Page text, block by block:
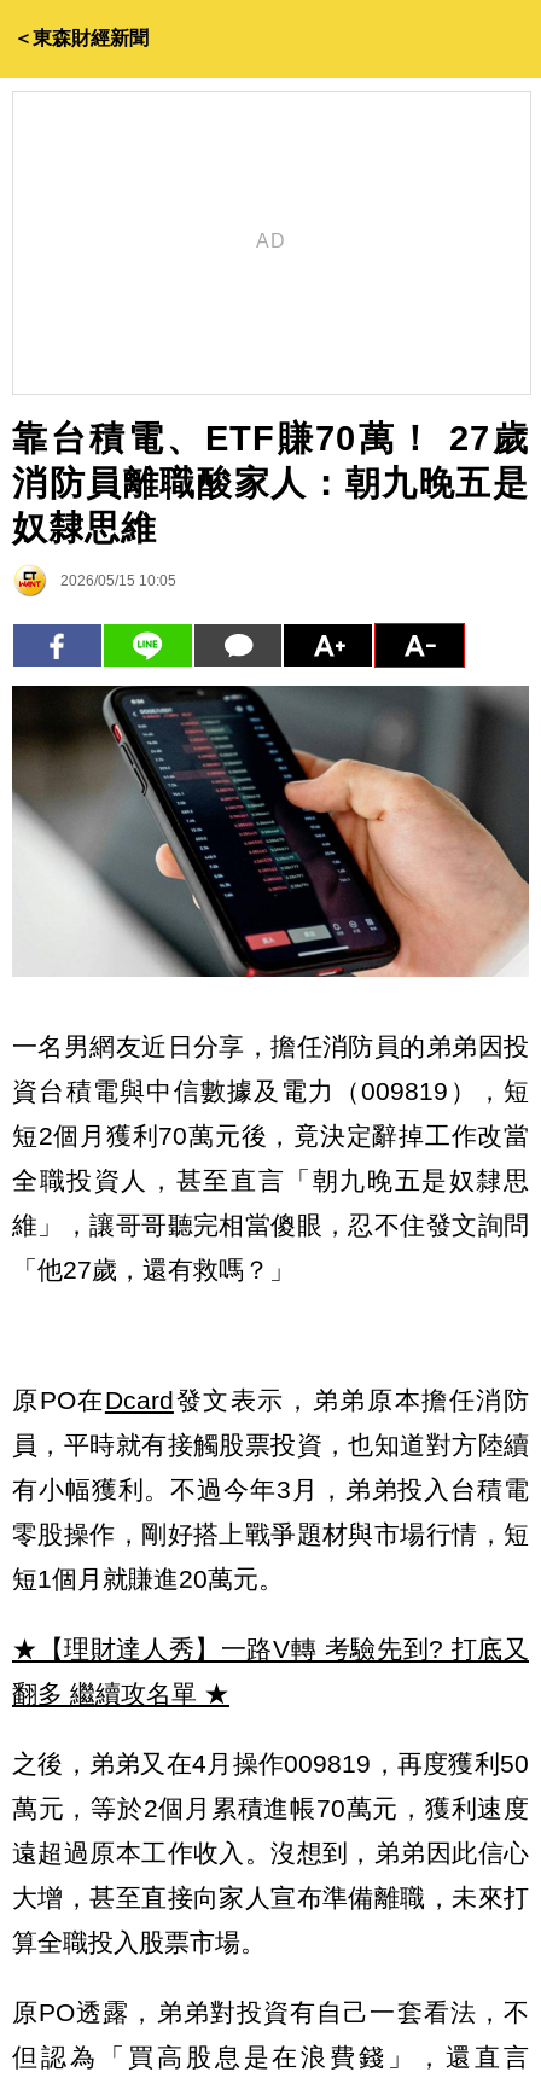
＜東森財經新聞
靠台積電、ETF賺70萬！ 27歲
消防員離職酸家人：朝九晚五是
奴隸思維
2026/05/15 10:05
一名男網友近日分享，擔任消防員的弟弟因投
資台積電與中信數據及電力（009819），短
短2個月獲利70萬元後，竟決定辭掉工作改當
全職投資人，甚至直言「朝九晚五是奴隸思
維」，讓哥哥聽完相當傻眼，忍不住發文詢問
「他27歲，還有救嗎？」
原PO在Dcard發文表示，弟弟原本擔任消防
員，平時就有接觸股票投資，也知道對方陸續
有小幅獲利。不過今年3月，弟弟投入台積電
零股操作，剛好搭上戰爭題材與市場行情，短
短1個月就賺進20萬元。
★【理財達人秀】一路V轉 考驗先到? 打底又
翻多 繼續攻名單 ★
之後，弟弟又在4月操作009819，再度獲利50
萬元，等於2個月累積進帳70萬元，獲利速度
遠超過原本工作收入。沒想到，弟弟因此信心
大增，甚至直接向家人宣布準備離職，未來打
算全職投入股票市場。
原PO透露，弟弟對投資有自己一套看法，不
但認為「買高股息是在浪費錢」，還直言